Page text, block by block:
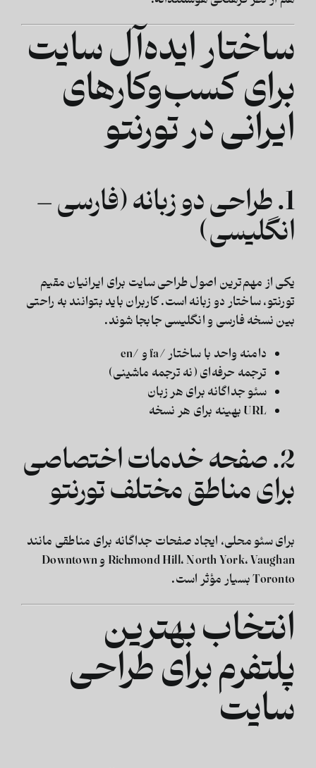
ساختار ایده‌آل سایت
برای کسب‌وکارهای
ایرانی در تورنتو
1. طراحی دو زبانه (فارسی –
انگلیسی)
یکی از مهم‌ترین اصول طراحی سایت برای ایرانیان مقیم
تورنتو، ساختار دو زبانه است. کاربران باید بتوانند به راحتی
بین نسخه فارسی و انگلیسی جابجا شوند.
دامنه واحد با ساختار /fa و /en
ترجمه حرفه‌ای (نه ترجمه ماشینی)
سئو جداگانه برای هر زبان
URL بهینه برای هر نسخه
2. صفحه خدمات اختصاصی
برای مناطق مختلف تورنتو
برای سئو محلی، ایجاد صفحات جداگانه برای مناطقی مانند
Richmond Hill، North York، Vaughan و Downtown
Toronto بسیار مؤثر است.
انتخاب بهترین
پلتفرم برای طراحی
سایت